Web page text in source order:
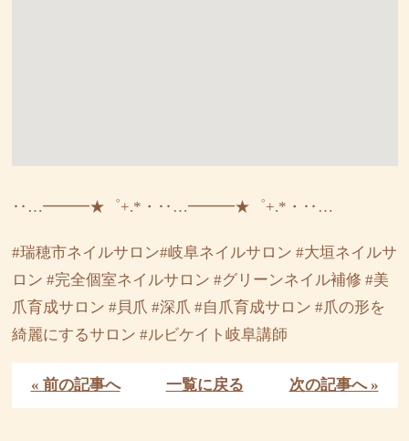
‥…━━━★゜+.*・‥…━━━★゜+.*・‥…
#瑞穂市ネイルサロン#岐阜ネイルサロン #大垣ネイルサ
ロン #完全個室ネイルサロン #グリーンネイル補修 #美
爪育成サロン #貝爪 #深爪 #自爪育成サロン #爪の形を
綺麗にするサロン #ルビケイト岐阜講師
« 前の記事へ 一覧に戻る 次の記事へ »